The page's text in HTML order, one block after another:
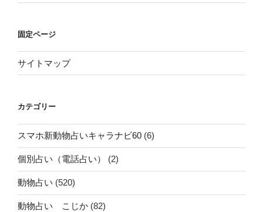
固定ページ
サイトマップ
カテゴリー
スマホ新動物占いキャラナビ60 (6)
個別占い（電話占い） (2)
動物占い (520)
動物占い こじか (82)